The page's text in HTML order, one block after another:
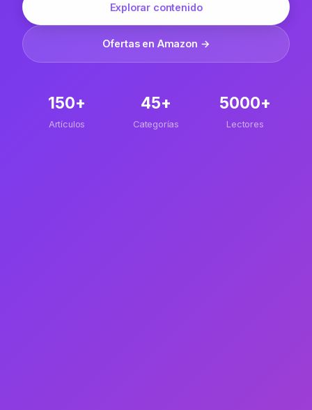
Explorar contenido
Ofertas en Amazon →
150+
Artículos
45+
Categorías
5000+
Lectores